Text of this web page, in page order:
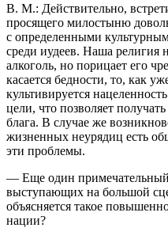
В. М.: Действительно,
просящего милостыню
с определенными
среди иудеев. Наша религия
алкоголь, но порицает его
касается бедности, то, как
культивируется
цели, что позволяет
блага. В случае же
жизненных неурядиц есть
эти проблемы.
— Еще один
выступающих на большой
объясняется такое
нации?